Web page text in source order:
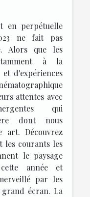
en perpétuelle
ne fait pas
Alors que les
à la
d'expériences
attentes avec
qui
dont nous
art. Découvrez
les courants les
le paysage
année et
par les
écran. La